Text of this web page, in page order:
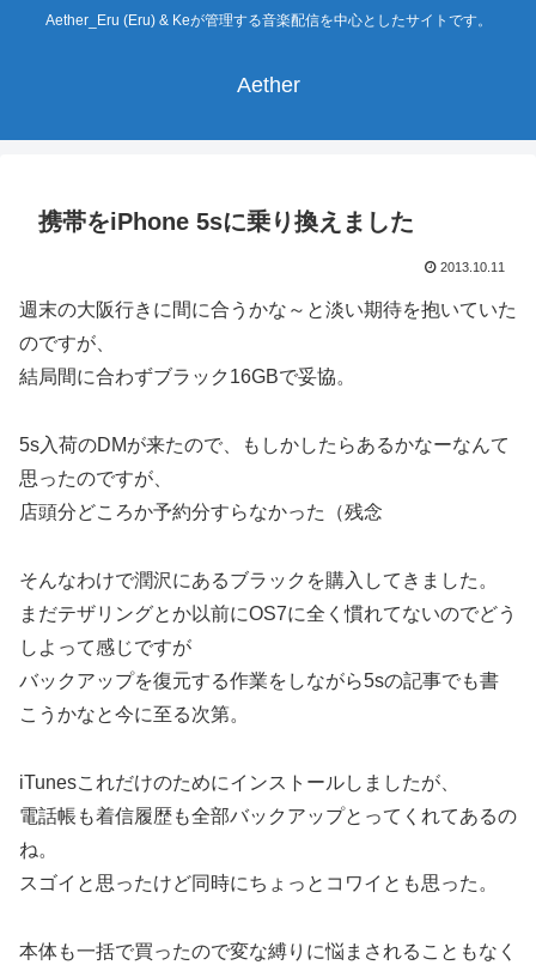
Aether_Eru (Eru) & Keが管理する音楽配信を中心としたサイトです。
Aether
携帯をiPhone 5sに乗り換えました
2013.10.11
週末の大阪行きに間に合うかな～と淡い期待を抱いていた
のですが、
結局間に合わずブラック16GBで妥協。
5s入荷のDMが来たので、もしかしたらあるかなーなんて
思ったのですが、
店頭分どころか予約分すらなかった（残念
そんなわけで潤沢にあるブラックを購入してきました。
まだテザリングとか以前にOS7に全く慣れてないのでどう
しよって感じですが
バックアップを復元する作業をしながら5sの記事でも書
こうかなと今に至る次第。
iTunesこれだけのためにインストールしましたが、
電話帳も着信履歴も全部バックアップとってくれてあるの
ね。
スゴイと思ったけど同時にちょっとコワイとも思った。
本体も一括で買ったので変な縛りに悩まされることもなく